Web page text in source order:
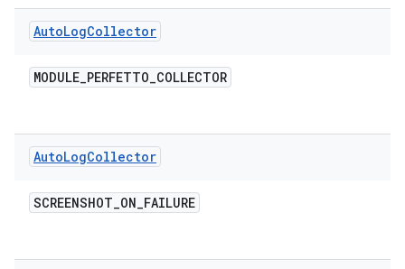
AutoLogCollector
MODULE_PERFETTO_COLLECTOR
AutoLogCollector
SCREENSHOT_ON_FAILURE